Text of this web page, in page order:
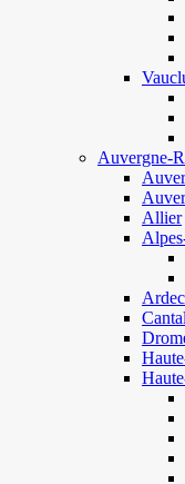
Auvergne-
Allier
Cantal